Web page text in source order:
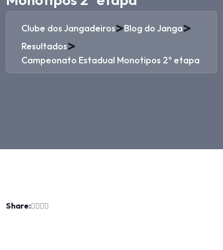
Clube dos Jangadeiros>Blog do Janga>
Resultados>
Campeonato Estadual Monotipos 2º etapa
Share: